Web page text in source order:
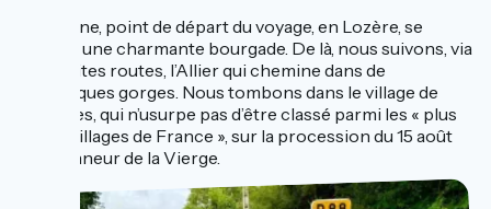
Langogne, point de départ du voyage, en Lozère, se
montre une charmante bourgade. De là, nous suivons, via
des petites routes, l’Allier qui chemine dans de
magnifiques gorges. Nous tombons dans le village de
Pradelles, qui n’usurpe pas d’être classé parmi les « plus
beaux villages de France », sur la procession du 15 août
en l’honneur de la Vierge.